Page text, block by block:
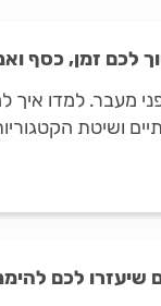
לכם זמן, כסף
מעבר. למדו
ושיטת
שיעזרו לכם